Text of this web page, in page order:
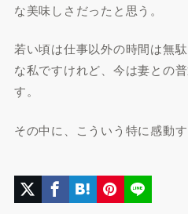
な美味しさだったと思う。
若い頃は仕事以外の時間は無
な私ですけれど、今は妻との
す。
その中に、こういう特に感動